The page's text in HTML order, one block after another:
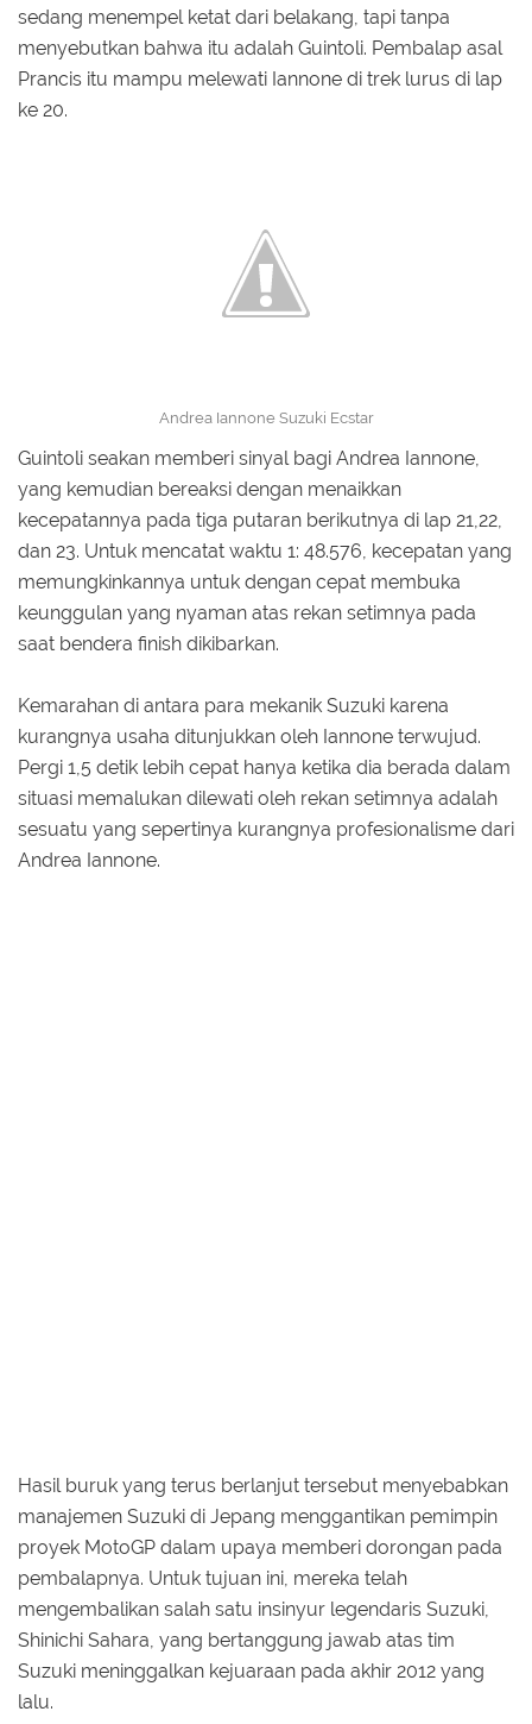
sedang menempel ketat dari belakang, tapi tanpa
menyebutkan bahwa itu adalah Guintoli. Pembalap asal
Prancis itu mampu melewati Iannone di trek lurus di lap
ke 20.
Andrea Iannone Suzuki Ecstar
Guintoli seakan memberi sinyal bagi Andrea Iannone,
yang kemudian bereaksi dengan menaikkan
kecepatannya pada tiga putaran berikutnya di lap 21,22,
dan 23. Untuk mencatat waktu 1: 48.576, kecepatan yang
memungkinkannya untuk dengan cepat membuka
keunggulan yang nyaman atas rekan setimnya pada
saat bendera finish dikibarkan.
Kemarahan di antara para mekanik Suzuki karena
kurangnya usaha ditunjukkan oleh Iannone terwujud.
Pergi 1,5 detik lebih cepat hanya ketika dia berada dalam
situasi memalukan dilewati oleh rekan setimnya adalah
sesuatu yang sepertinya kurangnya profesionalisme dari
Andrea Iannone.
Hasil buruk yang terus berlanjut tersebut menyebabkan
manajemen Suzuki di Jepang menggantikan pemimpin
proyek MotoGP dalam upaya memberi dorongan pada
pembalapnya. Untuk tujuan ini, mereka telah
mengembalikan salah satu insinyur legendaris Suzuki,
Shinichi Sahara, yang bertanggung jawab atas tim
Suzuki meninggalkan kejuaraan pada akhir 2012 yang
lalu.